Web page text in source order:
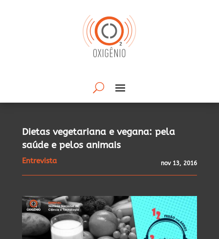
Dietas vegetariana e vegana: pela
saúde e pelos animais
Entrevista nov 13, 2016